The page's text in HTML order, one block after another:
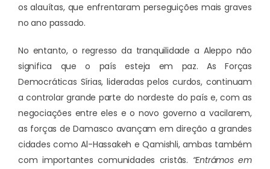
os alauítas, que enfrentaram perseguições mais graves
no ano passado.
No entanto, o regresso da tranquilidade a Aleppo não
significa que o país esteja em paz. As Forças
Democráticas Sírias, lideradas pelos curdos, continuam
a controlar grande parte do nordeste do país e, com as
negociações entre eles e o novo governo a vacilarem,
as forças de Damasco avançam em direção a grandes
cidades como Al-Hassakeh e Qamishli, ambas também
com importantes comunidades cristãs. “Entrámos em